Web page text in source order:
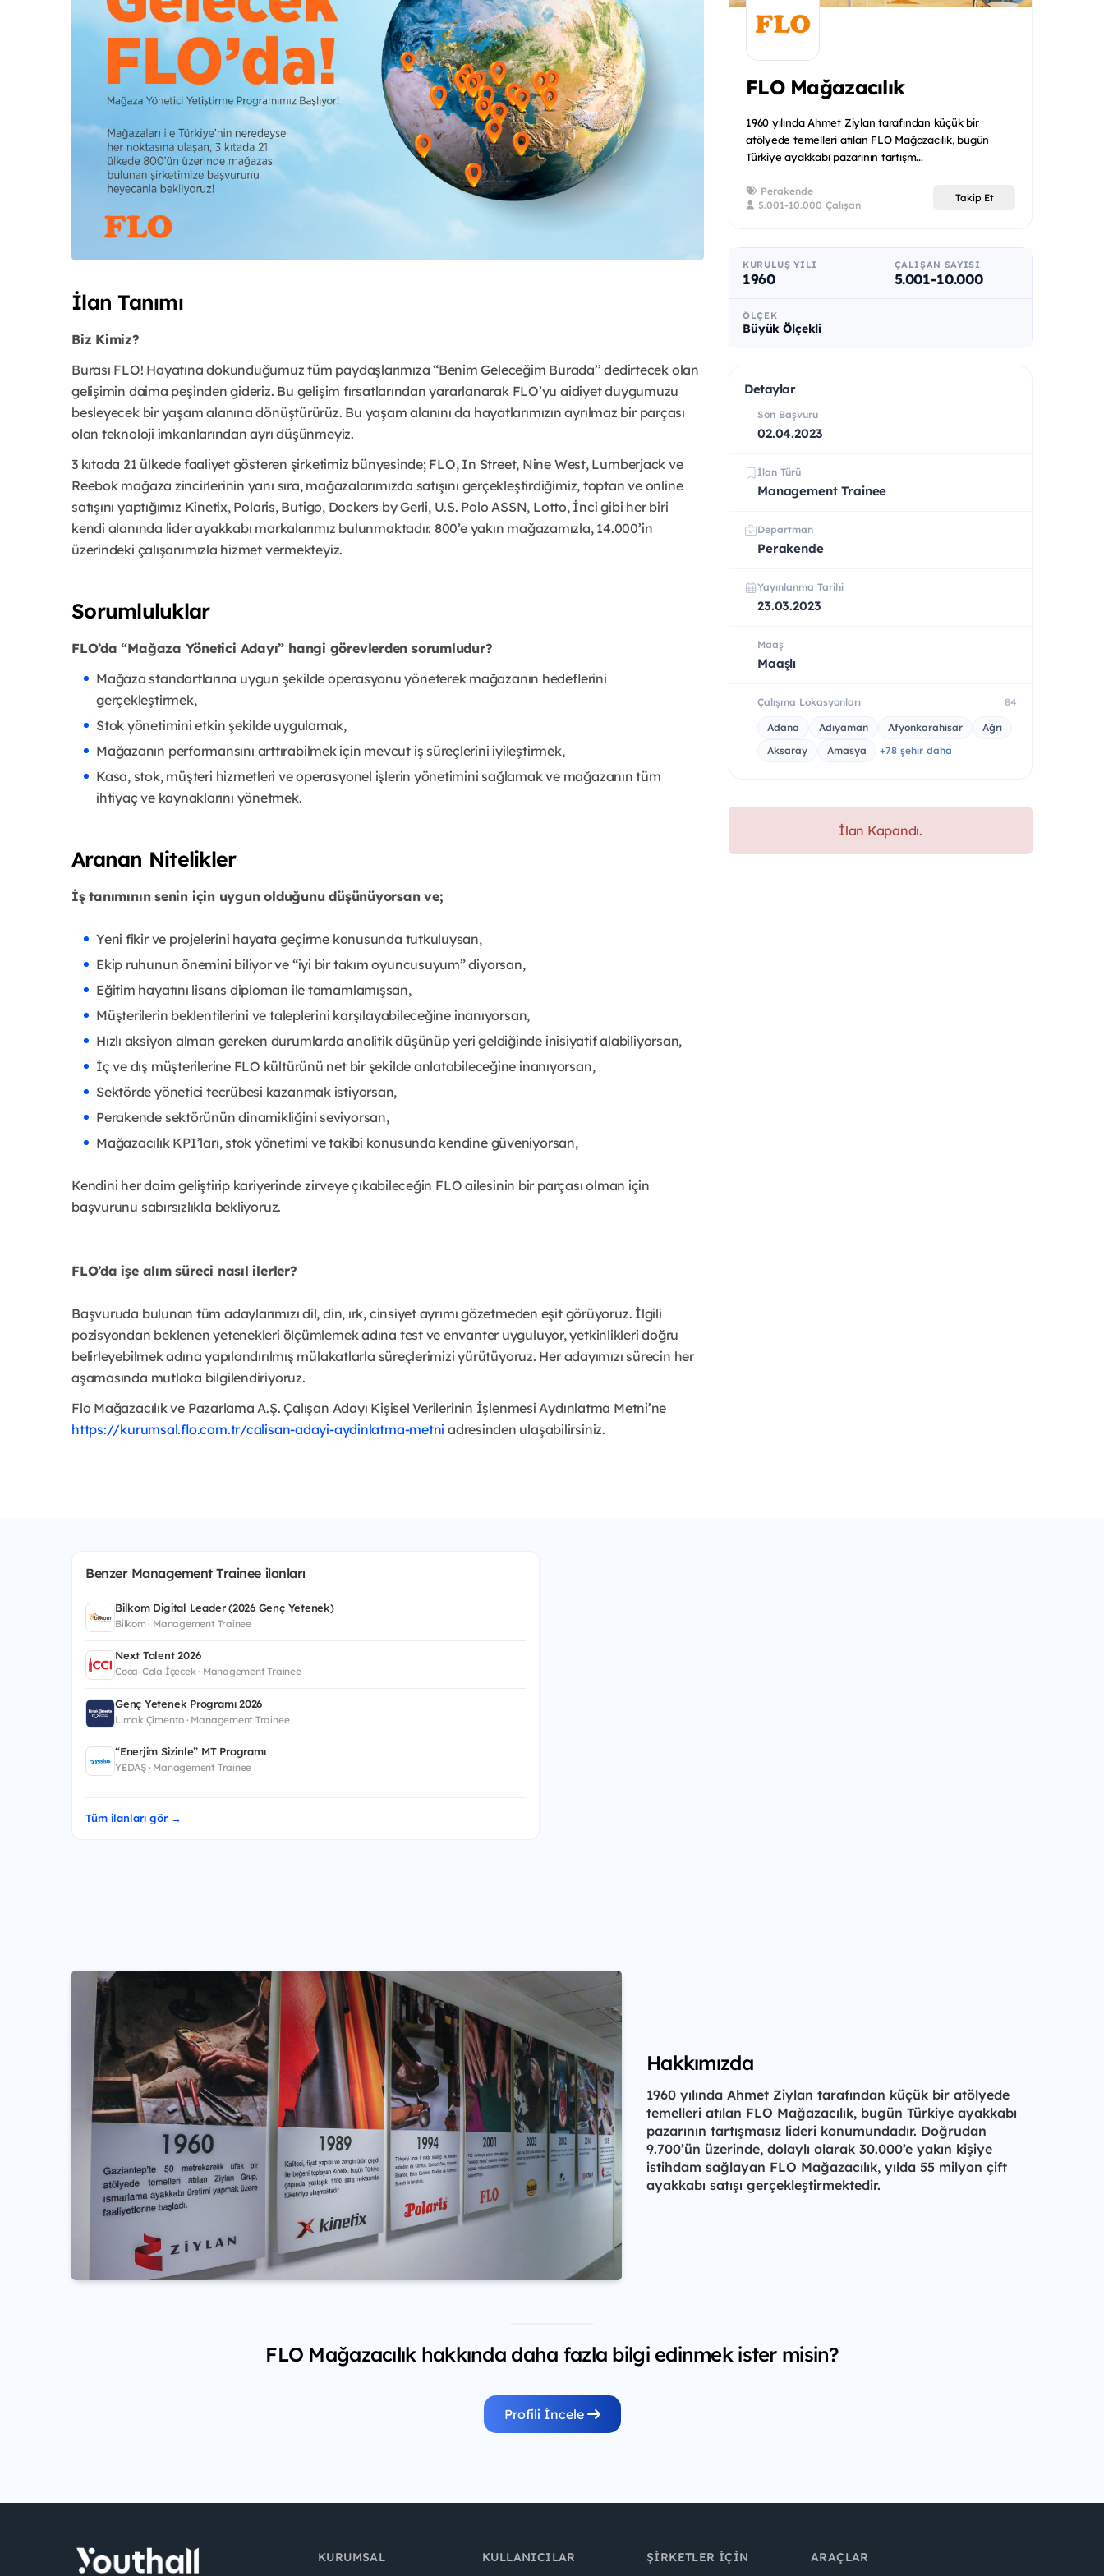
İlan Tanımı
Biz Kimiz?
Burası FLO! Hayatına dokunduğumuz tüm paydaşlarımıza “Benim Geleceğim Burada’’ dedirtecek olan
gelişimin daima peşinden gideriz. Bu gelişim fırsatlarından yararlanarak FLO’yu aidiyet duygumuzu
besleyecek bir yaşam alanına dönüştürürüz. Bu yaşam alanını da hayatlarımızın ayrılmaz bir parçası
olan teknoloji imkanlarından ayrı düşünmeyiz.
3 kıtada 21 ülkede faaliyet gösteren şirketimiz bünyesinde; FLO, In Street, Nine West, Lumberjack ve
Reebok mağaza zincirlerinin yanı sıra, mağazalarımızda satışını gerçekleştirdiğimiz, toptan ve online
satışını yaptığımız Kinetix, Polaris, Butigo, Dockers by Gerli, U.S. Polo ASSN, Lotto, İnci gibi her biri
kendi alanında lider ayakkabı markalarımız bulunmaktadır. 800’e yakın mağazamızla, 14.000’in
üzerindeki çalışanımızla hizmet vermekteyiz.
Sorumluluklar
FLO’da “Mağaza Yönetici Adayı” hangi görevlerden sorumludur?
Mağaza standartlarına uygun şekilde operasyonu yöneterek mağazanın hedeflerini
gerçekleştirmek,
Stok yönetimini etkin şekilde uygulamak,
Mağazanın performansını arttırabilmek için mevcut iş süreçlerini iyileştirmek,
Kasa, stok, müşteri hizmetleri ve operasyonel işlerin yönetimini sağlamak ve mağazanın tüm
ihtiyaç ve kaynaklarını yönetmek.
Aranan Nitelikler
İş tanımının senin için uygun olduğunu düşünüyorsan ve;
Yeni fikir ve projelerini hayata geçirme konusunda tutkuluysan,
Ekip ruhunun önemini biliyor ve “iyi bir takım oyuncusuyum” diyorsan,
Eğitim hayatını lisans diploman ile tamamlamışsan,
Müşterilerin beklentilerini ve taleplerini karşılayabileceğine inanıyorsan,
Hızlı aksiyon alman gereken durumlarda analitik düşünüp yeri geldiğinde inisiyatif alabiliyorsan,
İç ve dış müşterilerine FLO kültürünü net bir şekilde anlatabileceğine inanıyorsan,
Sektörde yönetici tecrübesi kazanmak istiyorsan,
Perakende sektörünün dinamikliğini seviyorsan,
Mağazacılık KPI’ları, stok yönetimi ve takibi konusunda kendine güveniyorsan,
Kendini her daim geliştirip kariyerinde zirveye çıkabileceğin FLO ailesinin bir parçası olman için
başvurunu sabırsızlıkla bekliyoruz.
FLO’da işe alım süreci nasıl ilerler?
Başvuruda bulunan tüm adaylarımızı dil, din, ırk, cinsiyet ayrımı gözetmeden eşit görüyoruz. İlgili
pozisyondan beklenen yetenekleri ölçümlemek adına test ve envanter uyguluyor, yetkinlikleri doğru
belirleyebilmek adına yapılandırılmış mülakatlarla süreçlerimizi yürütüyoruz. Her adayımızı sürecin her
aşamasında mutlaka bilgilendiriyoruz.
Flo Mağazacılık ve Pazarlama A.Ş. Çalışan Adayı Kişisel Verilerinin İşlenmesi Aydınlatma Metni’ne
https://kurumsal.flo.com.tr/calisan-adayi-aydinlatma-metni adresinden ulaşabilirsiniz.
FLO Mağazacılık
1960 yılında Ahmet Ziylan tarafından küçük bir
atölyede temelleri atılan FLO Mağazacılık, bugün
Türkiye ayakkabı pazarının tartışm...
Perakende
5.001-10.000 Çalışan
Takip Et
KURULUŞ YILI
1960
ÇALIŞAN SAYISI
5.001-10.000
ÖLÇEK
Büyük Ölçekli
Detaylar
Son Başvuru
02.04.2023
İlan Türü
Management Trainee
Departman
Perakende
Yayınlanma Tarihi
23.03.2023
Maaş
Maaşlı
Çalışma Lokasyonları 84
Adana Adıyaman Afyonkarahisar
Ağrı
Aksaray
Amasya +78 şehir daha
İlan Kapandı.
Benzer Management Trainee ilanları
Bilkom Digital Leader (2026 Genç Yetenek)
Bilkom · Management Trainee
Next Talent 2026
Coca-Cola İçecek · Management Trainee
Genç Yetenek Programı 2026
Limak Çimento · Management Trainee
“Enerjim Sizinle” MT Programı
YEDAŞ · Management Trainee
Tüm ilanları gör →
Hakkımızda
1960 yılında Ahmet Ziylan tarafından küçük bir atölyede
temelleri atılan FLO Mağazacılık, bugün Türkiye ayakkabı
pazarının tartışmasız lideri konumundadır. Doğrudan
9.700’ün üzerinde, dolaylı olarak 30.000’e yakın kişiye
istihdam sağlayan FLO Mağazacılık, yılda 55 milyon çift
ayakkabı satışı gerçekleştirmektedir.
FLO Mağazacılık hakkında daha fazla bilgi edinmek ister misin?
Profili İncele
KURUMSAL KULLANICILAR ŞIRKETLER İÇIN ARAÇLAR